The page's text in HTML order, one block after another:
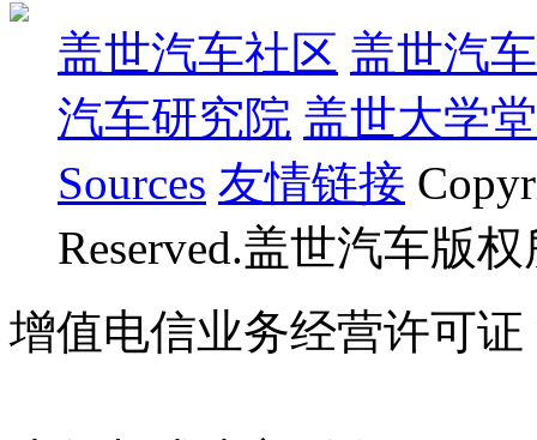
盖世汽车社区 盖世汽
汽车研究院 盖世大学堂
Sources 友情链接
Reserved.盖世汽车版
增值电信业务经营许可证